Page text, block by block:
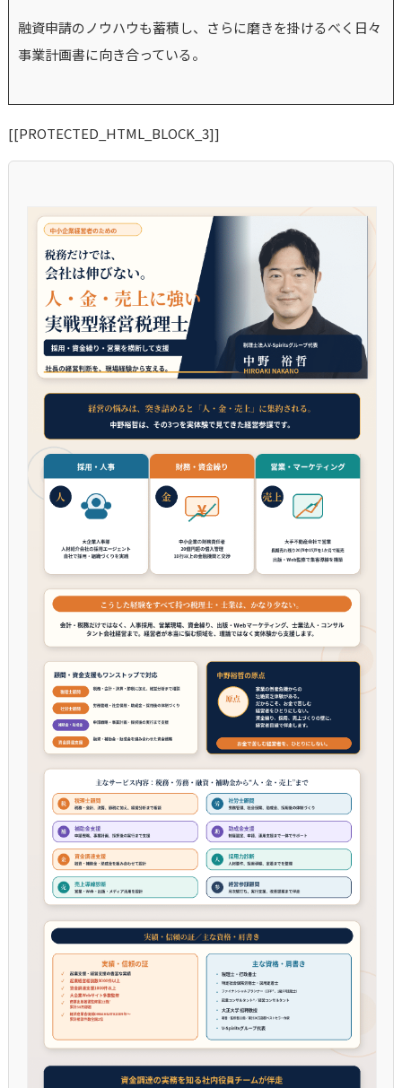
融資申請のノウハウも蓄積し、さらに磨きを掛けるべく日々
事業計画書に向き合っている。
[[PROTECTED_HTML_BLOCK_3]]